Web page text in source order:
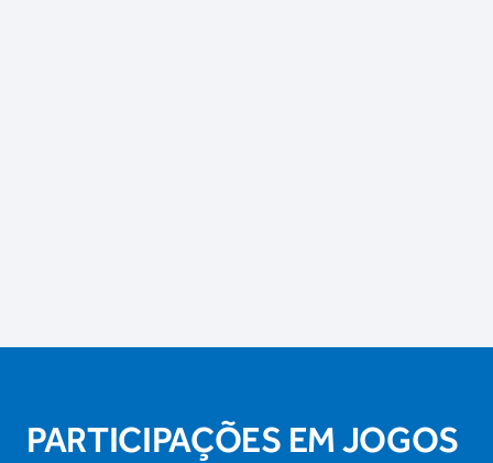
PARTICIPAÇÕES EM JOGOS